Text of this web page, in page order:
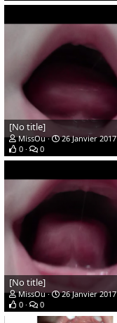
[No title]
MissOu
26 Janvier 2017
0
0
[No title]
MissOu
26 Janvier 2017
0
0